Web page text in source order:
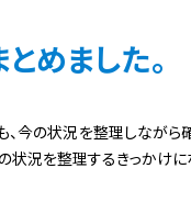
めました。
、今の状況を整理しなが
状況を整理するきっかけに